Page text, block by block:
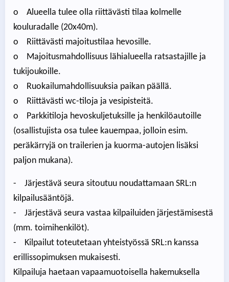
o Alueella tulee olla riittävästi tilaa kolmelle
kouluradalle (20x40m).
o Riittävästi majoitustilaa hevosille.
o Majoitusmahdollisuus lähialueella ratsastajille ja
tukijoukoille.
o Ruokailumahdollisuuksia paikan päällä.
o Riittävästi wc-tiloja ja vesipisteitä.
o Parkkitiloja hevoskuljetuksille ja henkilöautoille
(osallistujista osa tulee kauempaa, jolloin esim.
peräkärryjä on trailerien ja kuorma-autojen lisäksi
paljon mukana).
- Järjestävä seura sitoutuu noudattamaan SRL:n
kilpailusääntöjä.
- Järjestävä seura vastaa kilpailuiden järjestämisestä
(mm. toimihenkilöt).
- Kilpailut toteutetaan yhteistyössä SRL:n kanssa
erillissopimuksen mukaisesti.
Kilpailuja haetaan vapaamuotoisella hakemuksella